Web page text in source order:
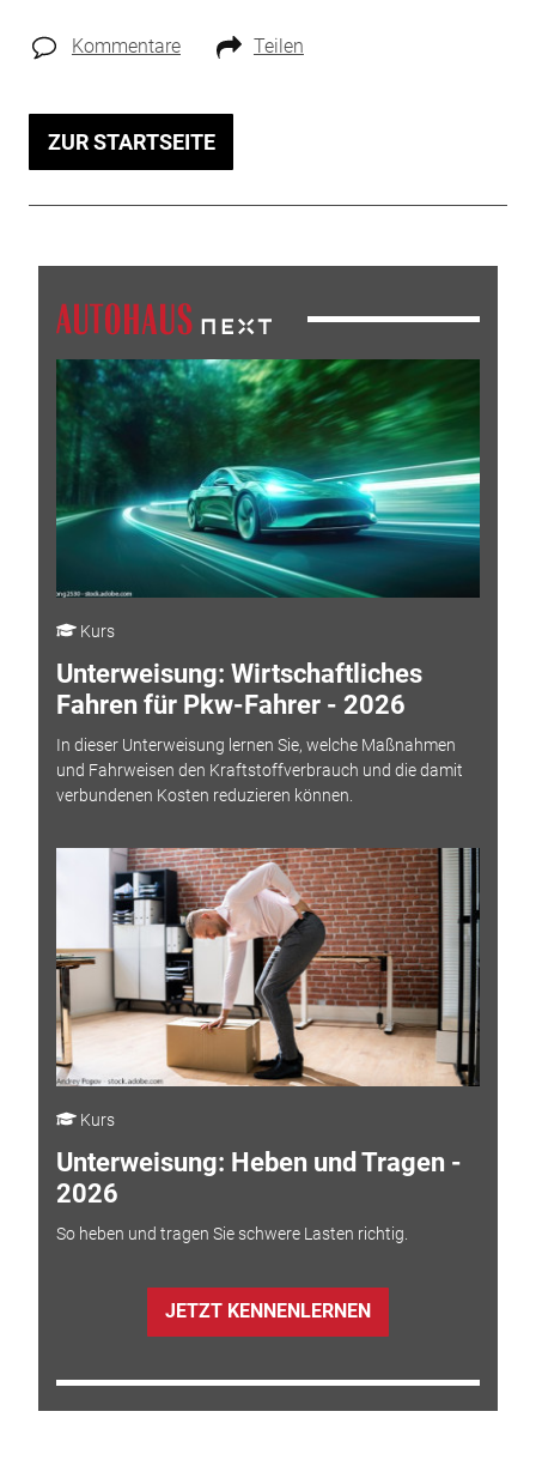
Kommentare Teilen
ZUR STARTSEITE
Kurs
Unterweisung: Wirtschaftliches
Fahren für Pkw-Fahrer - 2026
In dieser Unterweisung lernen Sie, welche Maßnahmen
und Fahrweisen den Kraftstoffverbrauch und die damit
verbundenen Kosten reduzieren können.
Kurs
Unterweisung: Heben und Tragen -
2026
So heben und tragen Sie schwere Lasten richtig.
JETZT KENNENLERNEN